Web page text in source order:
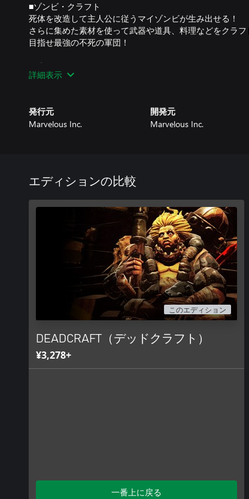
■ゾンビ・クラフト
死体を改造して主人公に従うマイゾンビが生み出せる！
さらに集めた素材を使って武器や道具、料理などをクラフ
目指せ最強の不死の軍団！
■ゾンビ・サバイバル
荒廃した世界では食料や水の調達も命に関わってくる。
詳細表示
発行元
Marvelous Inc.
開発元
Marvelous Inc.
エディションの比較
このエディション
DEADCRAFT（デッドクラフト）
¥3,278+
一番上に戻る